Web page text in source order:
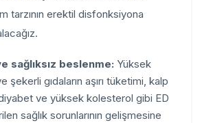
tarzının erektil disfonksiyona
sağlıksız beslenme: Yüksek
şekerli gıdaların aşırı tüketimi, kalp
diyabet ve yüksek kolesterol gibi ED
sağlık sorunlarının gelişmesine